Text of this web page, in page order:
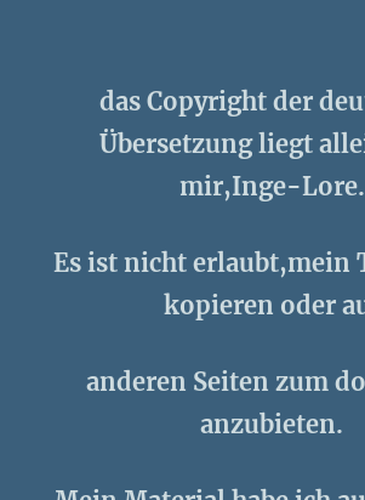
das Copyright der
Übersetzung liegt
mir,Inge-Lore.
Es ist nicht erlaubt,mein
kopieren oder
anderen Seiten zum
anzubieten.